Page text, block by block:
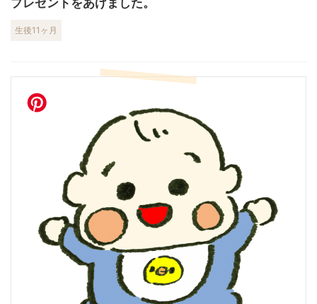
プレゼントをあげました。
生後11ヶ月